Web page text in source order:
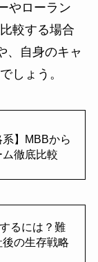
やローラン
較する場合
、自身のキャ
しょう。
】MBBから
徹底比較
るには？難
の生存戦略